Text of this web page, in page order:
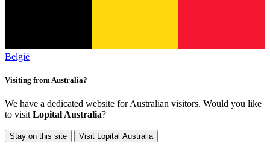
België
Visiting from Australia?
We have a dedicated website for Australian visitors. Would you like
to visit Lopital Australia?
Stay on this site Visit Lopital Australia